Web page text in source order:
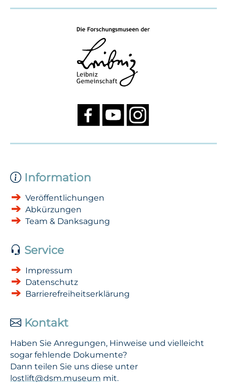
Information
Veröffentlichungen
Abkürzungen
Team & Danksagung
Service
Impressum
Datenschutz
Barrierefreiheitserklärung
Kontakt
Haben Sie Anregungen, Hinweise und vielleicht
sogar fehlende Dokumente?
Dann teilen Sie uns diese unter
lostlift@dsm.museum mit.